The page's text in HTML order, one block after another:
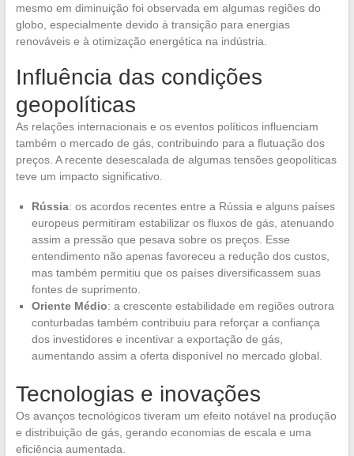
mesmo em diminuição foi observada em algumas regiões do
globo, especialmente devido à transição para energias
renováveis e à otimização energética na indústria.
Influência das condições
geopolíticas
As relações internacionais e os eventos políticos influenciam
também o mercado de gás, contribuindo para a flutuação dos
preços. A recente desescalada de algumas tensões geopolíticas
teve um impacto significativo.
Rússia: os acordos recentes entre a Rússia e alguns países
europeus permitiram estabilizar os fluxos de gás, atenuando
assim a pressão que pesava sobre os preços. Esse
entendimento não apenas favoreceu a redução dos custos,
mas também permitiu que os países diversificassem suas
fontes de suprimento.
Oriente Médio: a crescente estabilidade em regiões outrora
conturbadas também contribuiu para reforçar a confiança
dos investidores e incentivar a exportação de gás,
aumentando assim a oferta disponível no mercado global.
Tecnologias e inovações
Os avanços tecnológicos tiveram um efeito notável na produção
e distribuição de gás, gerando economias de escala e uma
eficiência aumentada.